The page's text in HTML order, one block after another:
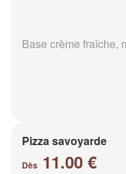
Base crème fraîche,
Pizza savoyarde
Dès 11.00 €